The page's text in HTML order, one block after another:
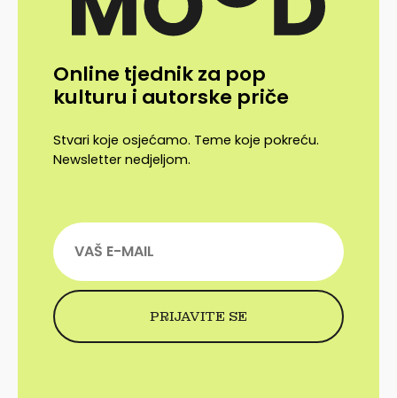
Online tjednik za pop
kulturu i autorske priče
Stvari koje osjećamo. Teme koje pokreću.
Newsletter nedjeljom.